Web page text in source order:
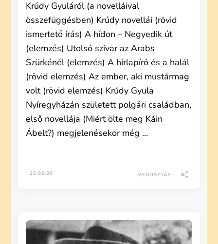
Krúdy Gyuláról (a novelláival
összefüggésben) Krúdy novellái (rövid
ismertető írás) A hídon – Negyedik út
(elemzés) Utolsó szivar az Arabs
Szürkénél (elemzés) A hírlapíró és a halál
(rövid elemzés) Az ember, aki mustármag
volt (rövid elemzés) Krúdy Gyula
Nyíregyházán született polgári családban,
első novellája (Miért ölte meg Káin
Ábelt?) megjelenésekor még …
26.02.09 MEGOSZTÁS